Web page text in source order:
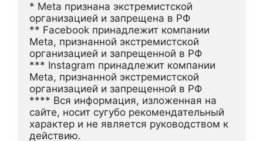
* Meta признана экстремистской
организацией и запрещена в РФ
** Facebook принадлежит компании
Meta, признанной экстремистской
организацией и запрещенной в РФ
*** Instagram принадлежит компании
Meta, признанной экстремистской
организацией и запрещенной в РФ
**** Вся информация, изложенная на
сайте, носит сугубо рекомендательный
характер и не является руководством к
действию.